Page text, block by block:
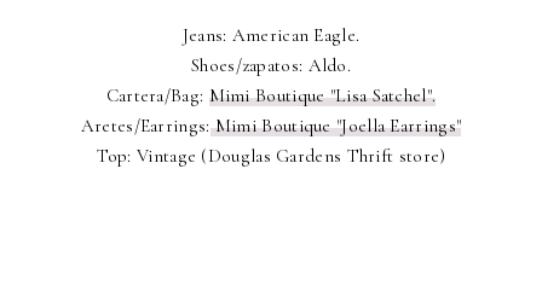
Jeans: American Eagle.
Shoes/zapatos: Aldo.
Cartera/Bag: Mimi Boutique "Lisa Satchel".
Aretes/Earrings:Mimi Boutique "Joella Earrings"
Top: Vintage (Douglas Gardens Thrift store)